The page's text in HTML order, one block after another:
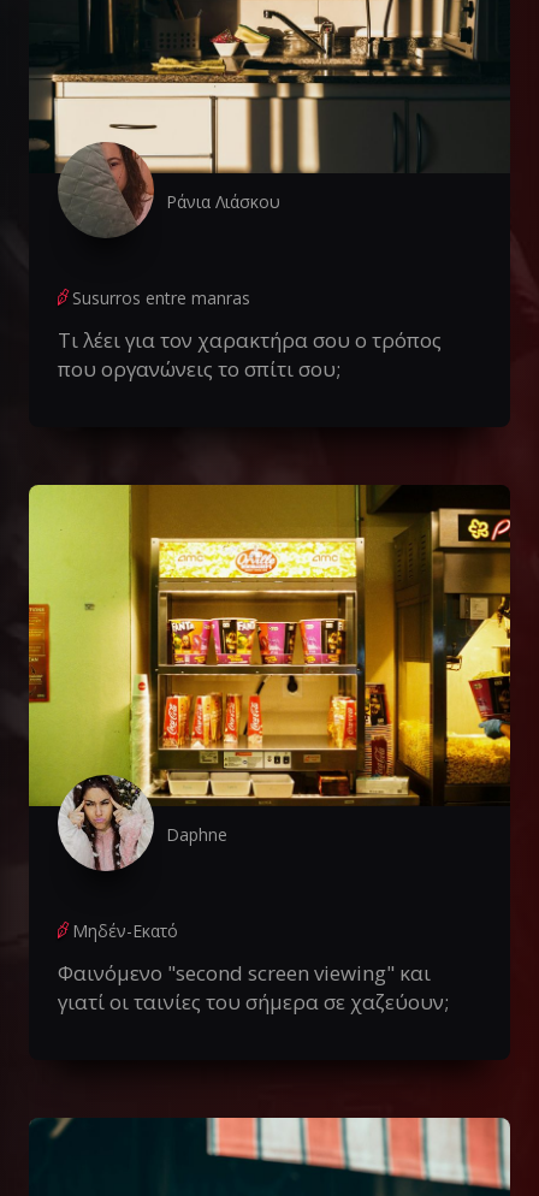
Ράνια Λιάσκου
Susurros entre manras
Τι λέει για τον χαρακτήρα σου ο τρόπος
που οργανώνεις το σπίτι σου;
Daphne
Μηδέν-Εκατό
Φαινόμενο "second screen viewing" και
γιατί οι ταινίες του σήμερα σε χαζεύουν;